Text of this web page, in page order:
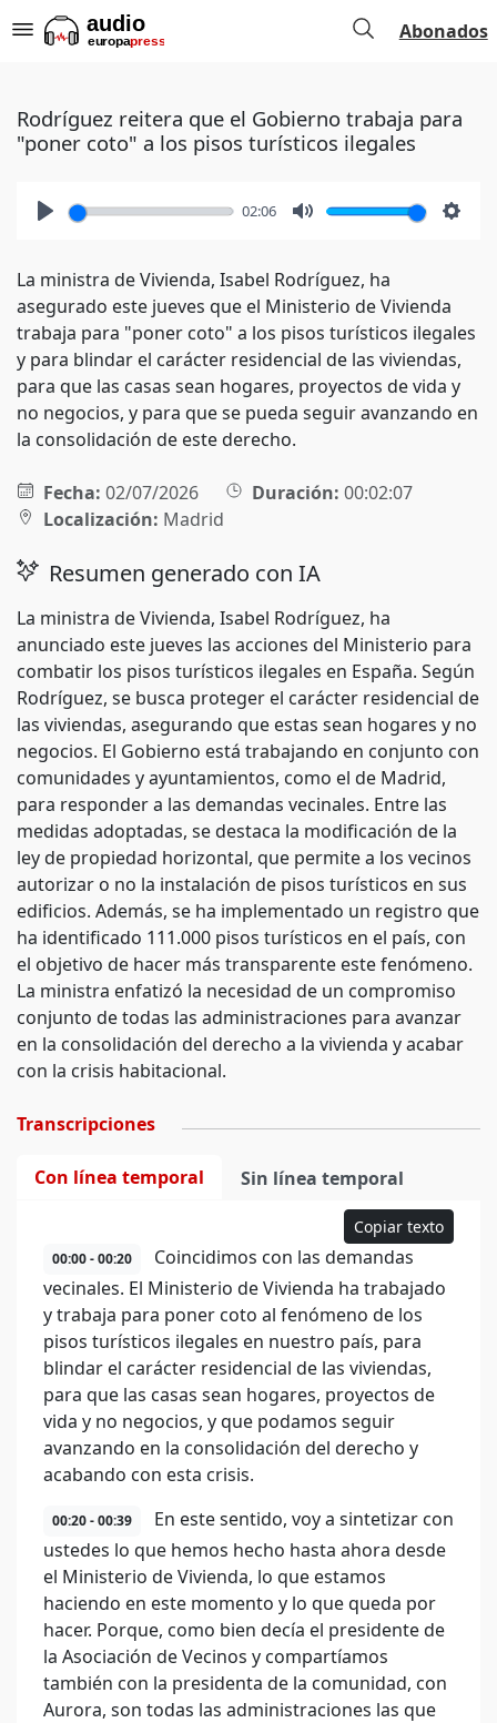
Abonados
Rodríguez reitera que el Gobierno trabaja para
"poner coto" a los pisos turísticos ilegales
02:06
La ministra de Vivienda, Isabel Rodríguez, ha
asegurado este jueves que el Ministerio de Vivienda
trabaja para "poner coto" a los pisos turísticos ilegales
y para blindar el carácter residencial de las viviendas,
para que las casas sean hogares, proyectos de vida y
no negocios, y para que se pueda seguir avanzando en
la consolidación de este derecho.
Fecha: 02/07/2026 Duración: 00:02:07
Localización: Madrid
Resumen generado con IA
La ministra de Vivienda, Isabel Rodríguez, ha
anunciado este jueves las acciones del Ministerio para
combatir los pisos turísticos ilegales en España. Según
Rodríguez, se busca proteger el carácter residencial de
las viviendas, asegurando que estas sean hogares y no
negocios. El Gobierno está trabajando en conjunto con
comunidades y ayuntamientos, como el de Madrid,
para responder a las demandas vecinales. Entre las
medidas adoptadas, se destaca la modificación de la
ley de propiedad horizontal, que permite a los vecinos
autorizar o no la instalación de pisos turísticos en sus
edificios. Además, se ha implementado un registro que
ha identificado 111.000 pisos turísticos en el país, con
el objetivo de hacer más transparente este fenómeno.
La ministra enfatizó la necesidad de un compromiso
conjunto de todas las administraciones para avanzar
en la consolidación del derecho a la vivienda y acabar
con la crisis habitacional.
Transcripciones
Con línea temporal Sin línea temporal
Copiar texto
00:00 - 00:20
Coincidimos con las demandas
vecinales. El Ministerio de Vivienda ha trabajado
y trabaja para poner coto al fenómeno de los
pisos turísticos ilegales en nuestro país, para
blindar el carácter residencial de las viviendas,
para que las casas sean hogares, proyectos de
vida y no negocios, y que podamos seguir
avanzando en la consolidación del derecho y
acabando con esta crisis.
00:20 - 00:39
En este sentido, voy a sintetizar con
ustedes lo que hemos hecho hasta ahora desde
el Ministerio de Vivienda, lo que estamos
haciendo en este momento y lo que queda por
hacer. Porque, como bien decía el presidente de
la Asociación de Vecinos y compartíamos
también con la presidenta de la comunidad, con
Aurora, son todas las administraciones las que